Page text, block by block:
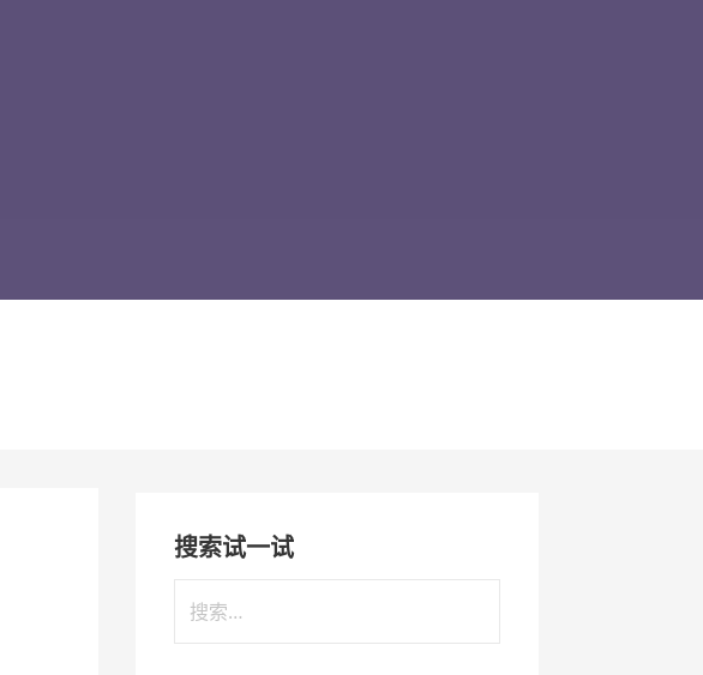
搜索试一试
索